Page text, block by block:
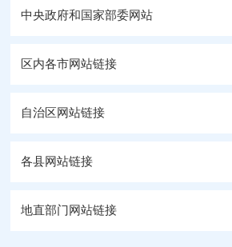
中央政府和国家部委网站
区内各市网站链接
自治区网站链接
各县网站链接
地直部门网站链接